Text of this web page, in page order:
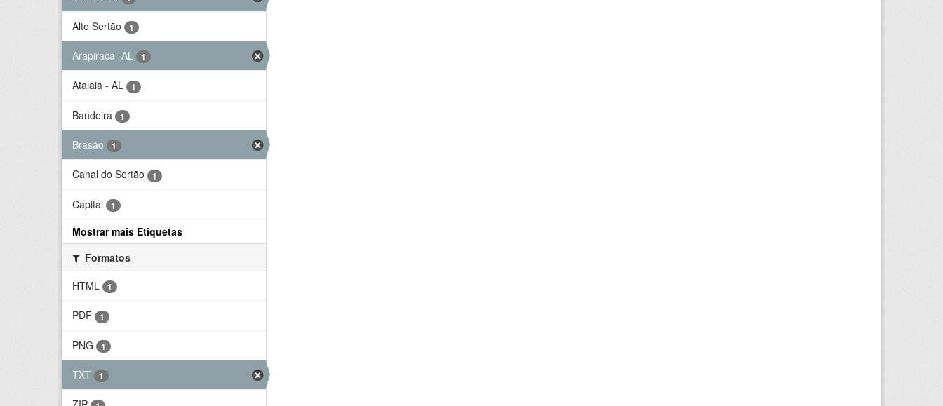
Alto Sertão 1
Arapiraca -AL 1
Atalaia - AL 1
Bandeira 1
Brasão 1
Canal do Sertão 1
Capital 1
Mostrar mais Etiquetas
Formatos
HTML
1
PDF 1
PNG 1
TXT 1